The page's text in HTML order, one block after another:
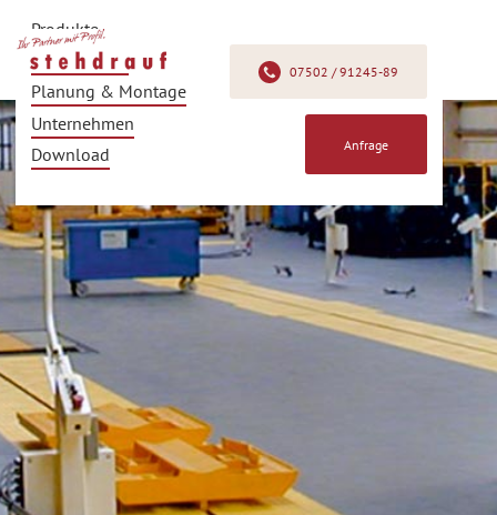
Produkte
Produkfinder
Planung & Montage
Unternehmen
Download
07502 / 91245-89
Anfrage